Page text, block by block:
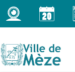
Passer
au
contenu